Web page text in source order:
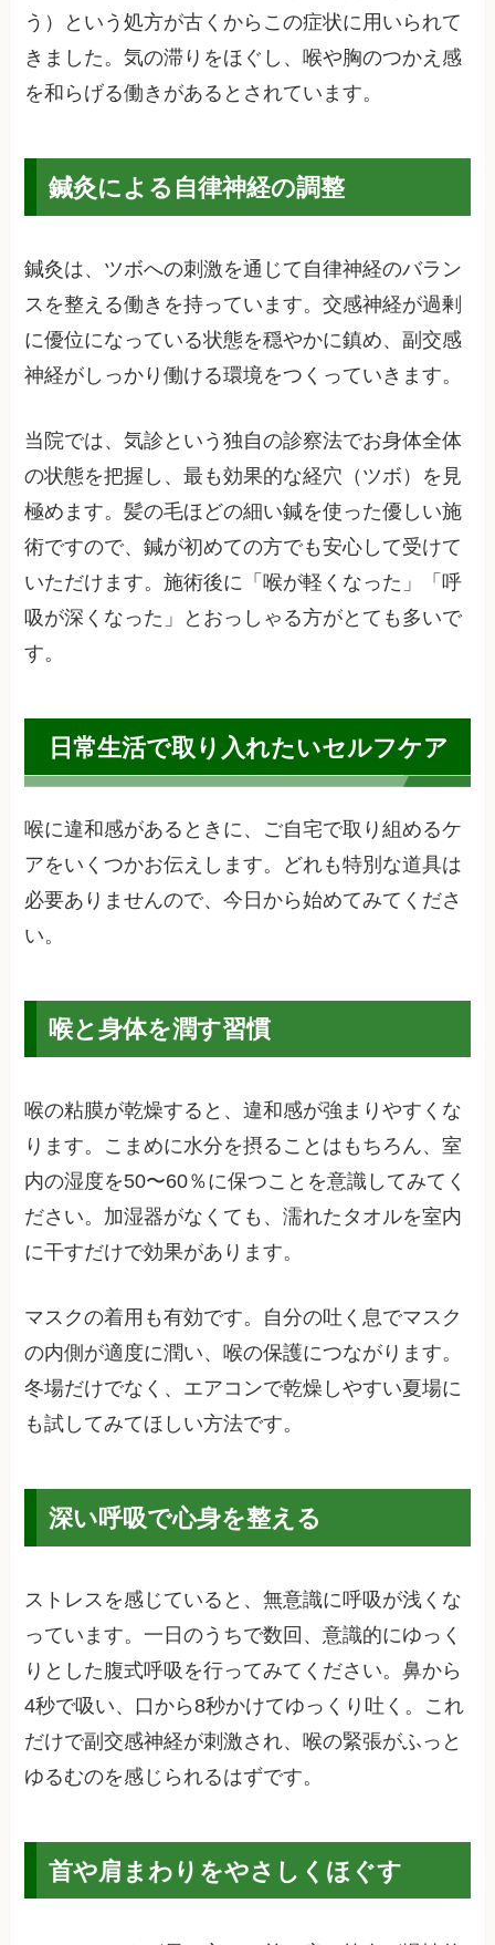
う）という処方が古くからこの症状に用いられて
きました。気の滞りをほぐし、喉や胸のつかえ感
を和らげる働きがあるとされています。
鍼灸による自律神経の調整
鍼灸は、ツボへの刺激を通じて自律神経のバラン
スを整える働きを持っています。交感神経が過剰
に優位になっている状態を穏やかに鎮め、副交感
神経がしっかり働ける環境をつくっていきます。
当院では、気診という独自の診察法でお身体全体
の状態を把握し、最も効果的な経穴（ツボ）を見
極めます。髪の毛ほどの細い鍼を使った優しい施
術ですので、鍼が初めての方でも安心して受けて
いただけます。施術後に「喉が軽くなった」「呼
吸が深くなった」とおっしゃる方がとても多いで
す。
日常生活で取り入れたいセルフケア
喉に違和感があるときに、ご自宅で取り組めるケ
アをいくつかお伝えします。どれも特別な道具は
必要ありませんので、今日から始めてみてくださ
い。
喉と身体を潤す習慣
喉の粘膜が乾燥すると、違和感が強まりやすくな
ります。こまめに水分を摂ることはもちろん、室
内の湿度を50〜60％に保つことを意識してみてく
ださい。加湿器がなくても、濡れたタオルを室内
に干すだけで効果があります。
マスクの着用も有効です。自分の吐く息でマスク
の内側が適度に潤い、喉の保護につながります。
冬場だけでなく、エアコンで乾燥しやすい夏場に
も試してみてほしい方法です。
深い呼吸で心身を整える
ストレスを感じていると、無意識に呼吸が浅くな
っています。一日のうちで数回、意識的にゆっく
りとした腹式呼吸を行ってみてください。鼻から
4秒で吸い、口から8秒かけてゆっくり吐く。これ
だけで副交感神経が刺激され、喉の緊張がふっと
ゆるむのを感じられるはずです。
首や肩まわりをやさしくほぐす